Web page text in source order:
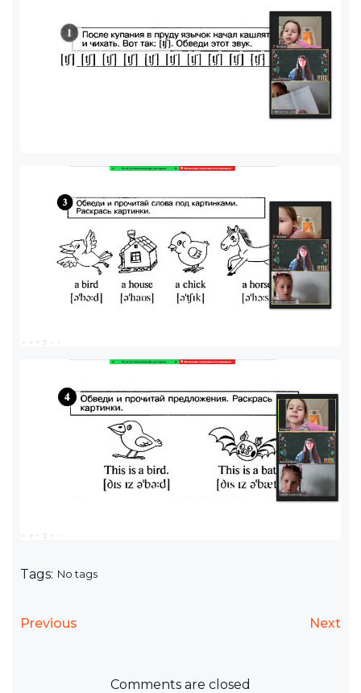
Tags: No tags
Previous Next
Comments are closed